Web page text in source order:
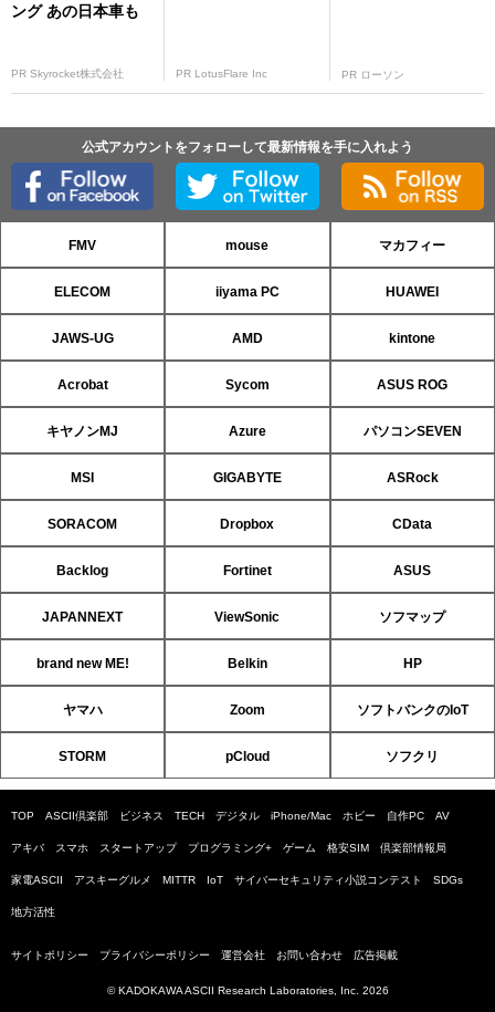
ング あの日本車も
PR Skyrocket株式会社 PR LotusFlare Inc PR ローソン
公式アカウントをフォローして最新情報を手に入れよう
FMV mouse マカフィー
ELECOM iiyama PC HUAWEI
JAWS-UG AMD kintone
Acrobat Sycom ASUS ROG
キヤノンMJ Azure パソコンSEVEN
MSI GIGABYTE ASRock
SORACOM Dropbox CData
Backlog Fortinet ASUS
JAPANNEXT ViewSonic ソフマップ
brand new ME! Belkin HP
ヤマハ Zoom ソフトバンクのIoT
STORM pCloud ソフクリ
TOP ASCII倶楽部 ビジネス TECH デジタル iPhone/Mac ホビー 自作PC AV
アキバ スマホ スタートアップ プログラミング+ ゲーム 格安SIM 倶楽部情報局
家電ASCII アスキーグルメ MITTR IoT サイバーセキュリティ小説コンテスト SDGs
地方活性
サイトポリシー プライバシーポリシー 運営会社 お問い合わせ 広告掲載
© KADOKAWA ASCII Research Laboratories, Inc. 2026